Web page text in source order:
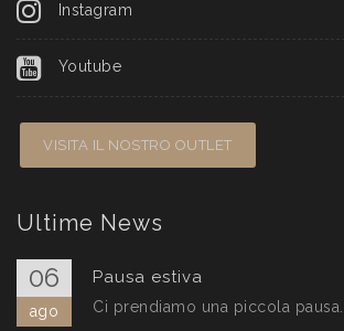
Instagram
Youtube
VISITA IL NOSTRO OUTLET
Ultime News
06
ago
Pausa estiva
Ci prendiamo una piccola pausa...